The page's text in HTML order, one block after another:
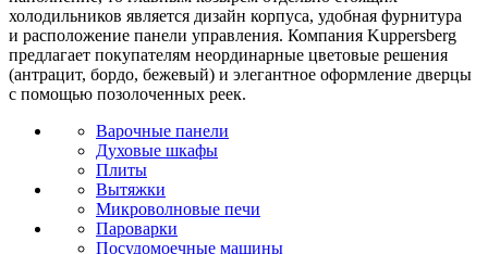
холодильников является дизайн корпуса, удобная фурнитура
и расположение панели управления. Компания Kuppersberg
предлагает покупателям неординарные цветовые решения
(антрацит, бордо, бежевый) и элегантное оформление дверцы
с помощью позолоченных реек.
Варочные панели
Духовые шкафы
Плиты
Вытяжки
Микроволновые печи
Пароварки
Посудомоечные машины